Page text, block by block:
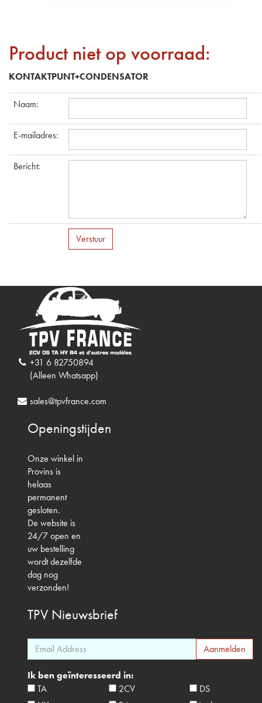
Product niet op voorraad:
KONTAKTPUNT+CONDENSATOR
Naam:
E-mailadres:
Bericht:
Verstuur
+31 6 82750894
(Alleen Whatsapp)
sales@tpvfrance.com
Openingstijden
Onze winkel in
Provins is
helaas
permanent
gesloten.
De website is
24/7 open en
uw bestelling
wordt dezelfde
dag nog
verzonden!
TPV Nieuwsbrief
Ik ben geïnteresseerd in:
TA
2CV
DS